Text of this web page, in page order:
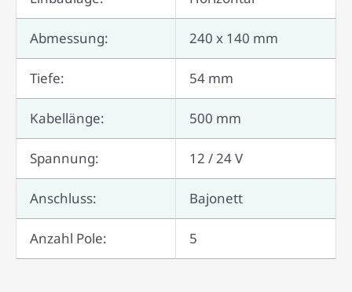
Abmessung: 240 x 140 mm
Tiefe: 54 mm
Kabellänge: 500 mm
Spannung: 12 / 24 V
Anschluss: Bajonett
Anzahl Pole: 5